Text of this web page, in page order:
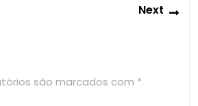
Next
Next
são marcados com *